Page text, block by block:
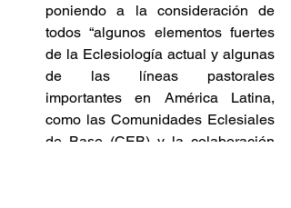
poniendo a la consideración de
todos “algunos elementos fuertes
de la Eclesiología actual y algunas
de las líneas pastorales
importantes en América Latina,
como las Comunidades Eclesiales
de Base (CEB) y la colaboración